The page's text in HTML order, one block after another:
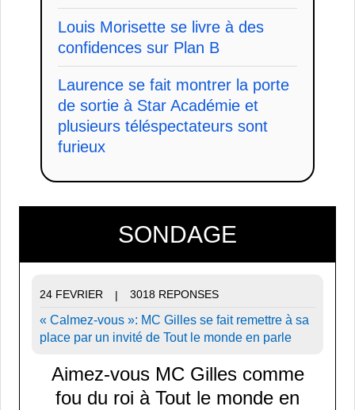
Louis Morisette se livre à des
confidences sur Plan B
Laurence se fait montrer la porte
de sortie à Star Académie et
plusieurs téléspectateurs sont
furieux
SONDAGE
24 FEVRIER | 3018 REPONSES
« Calmez-vous »: MC Gilles se fait remettre à sa
place par un invité de Tout le monde en parle
Aimez-vous MC Gilles comme
fou du roi à Tout le monde en